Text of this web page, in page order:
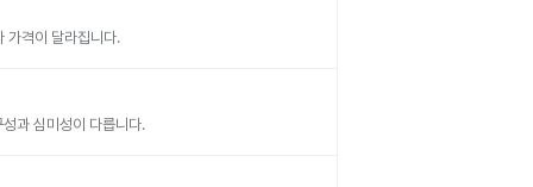
가격이 달라집니다.
과 심미성이 다릅니다.